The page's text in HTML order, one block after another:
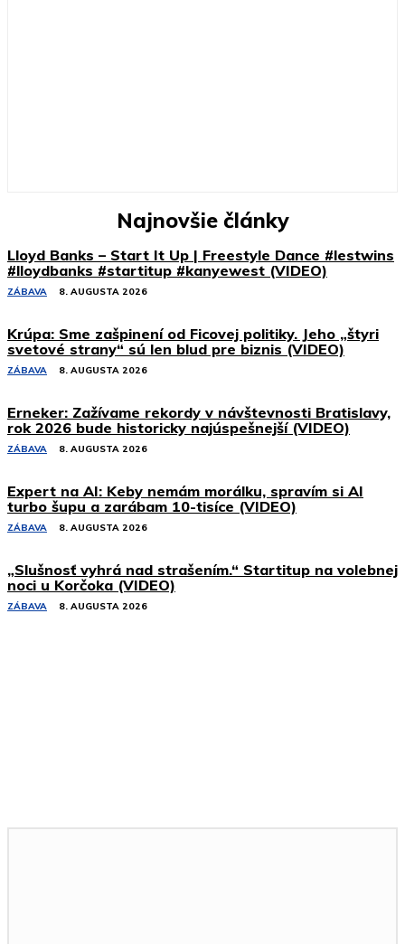
Najnovšie články
Lloyd Banks – Start It Up | Freestyle Dance #lestwins
#lloydbanks #startitup #kanyewest (VIDEO)
ZÁBAVA 8. AUGUSTA 2026
Krúpa: Sme zašpinení od Ficovej politiky. Jeho „štyri
svetové strany“ sú len blud pre biznis (VIDEO)
ZÁBAVA 8. AUGUSTA 2026
Erneker: Zažívame rekordy v návštevnosti Bratislavy,
rok 2026 bude historicky najúspešnejší (VIDEO)
ZÁBAVA 8. AUGUSTA 2026
Expert na AI: Keby nemám morálku, spravím si AI
turbo šupu a zarábam 10-tisíce (VIDEO)
ZÁBAVA 8. AUGUSTA 2026
„Slušnosť vyhrá nad strašením.“ Startitup na volebnej
noci u Korčoka (VIDEO)
ZÁBAVA 8. AUGUSTA 2026